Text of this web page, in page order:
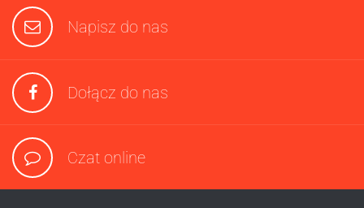
Napisz do nas
Dołącz do nas
Czat online